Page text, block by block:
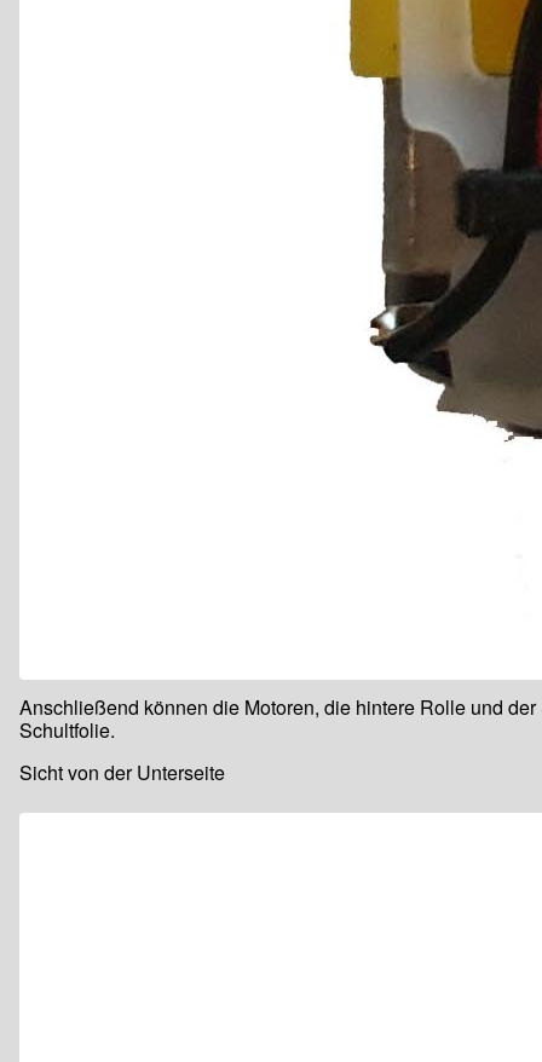
Anschließend können die Motoren, die hintere Rolle und
Schultfolie.
Sicht von der Unterseite